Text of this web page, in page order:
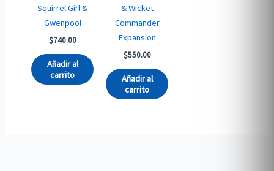
Squirrel Girl &
Gwenpool
$740.00
Añadir al
carrito
& Wicket
Commander
Expansion
$550.00
Añadir al
carrito